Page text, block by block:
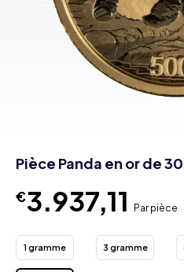
Pièce Panda en or de
€3.937,11 Par pièce
1 gramme 3 gramme